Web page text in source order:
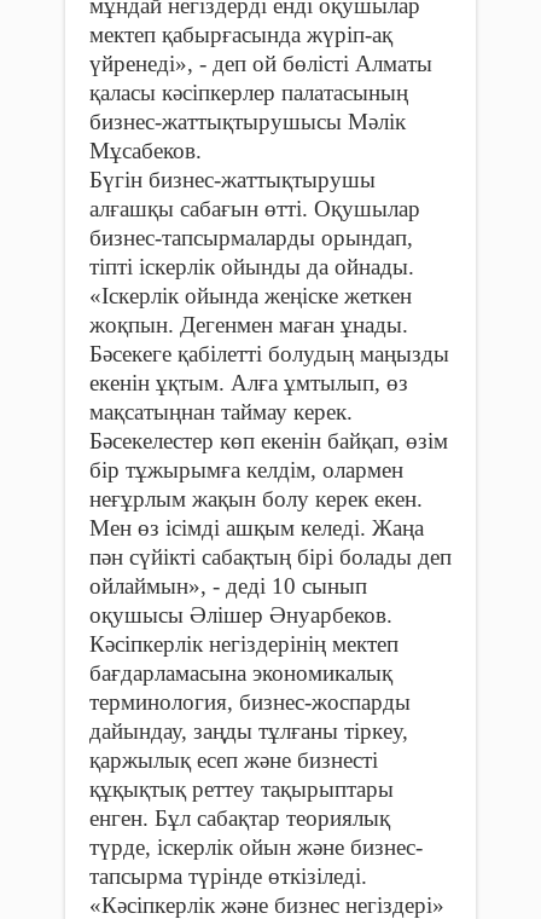
мұндай негіздерді енді оқушылар
мектеп қабырғасында жүріп-ақ
үйренеді», - деп ой бөлісті Алматы
қаласы кәсіпкерлер палатасының
бизнес-жаттықтырушысы Мәлік
Мұсабеков.
Бүгін бизнес-жаттықтырушы
алғашқы сабағын өтті. Оқушылар
бизнес-тапсырмаларды орындап,
тіпті іскерлік ойынды да ойнады.
«Іскерлік ойында жеңіске жеткен
жоқпын. Дегенмен маған ұнады.
Бәсекеге қабілетті болудың маңызды
екенін ұқтым. Алға ұмтылып, өз
мақсатыңнан таймау керек.
Бәсекелестер көп екенін байқап, өзім
бір тұжырымға келдім, олармен
неғұрлым жақын болу керек екен.
Мен өз ісімді ашқым келеді. Жаңа
пән сүйікті сабақтың бірі болады деп
ойлаймын», - деді 10 сынып
оқушысы Әлішер Әнуарбеков.
Кәсіпкерлік негіздерінің мектеп
бағдарламасына экономикалық
терминология, бизнес-жоспарды
дайындау, заңды тұлғаны тіркеу,
қаржылық есеп және бизнесті
құқықтық реттеу тақырыптары
енген. Бұл сабақтар теориялық
түрде, іскерлік ойын және бизнес-
тапсырма түрінде өткізіледі.
«Кәсіпкерлік және бизнес негіздері»